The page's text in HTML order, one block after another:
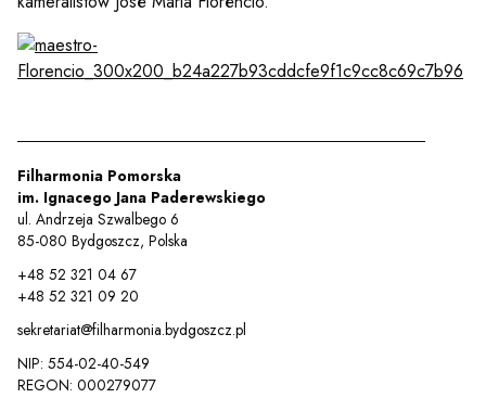
Filharmonia Pomorska
im. Ignacego Jana Paderewskiego
ul. Andrzeja Szwalbego 6
85-080 Bydgoszcz, Polska
+48 52 321 04 67
+48 52 321 09 20
sekretariat@filharmonia.bydgoszcz.pl
NIP: 554-02-40-549
REGON: 000279077